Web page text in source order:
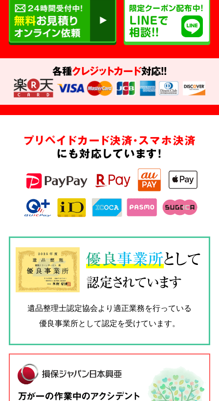
各種クレジットカード対応!!
プリペイドカード決済・スマホ決済
にも対応しています!
優良事業所として
認定されています
遺品整理士認定協会より適正業務を行っている
優良事業所として認定を受けています。